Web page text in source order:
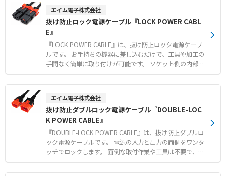
能です。 対応センサのデータはシーケンサ等で一括確認で
き、SLMP通信で簡単に取り込めます。 既設の有線LANがあ
る環境では、本製品を有線LANに接続するだけで手軽にネ
ットワークを構築できます。 【特徴】 ●複数メーカーのBl
uetooth®通信内蔵センサからのデータ一括収集 ●特定小
電力無線（920MHz帯）による約100mの比較的長距離通
信 ●シーケンサ等へのSLMP通信や有線LAN接続による簡
オフィスや食品工場における温湿度やCO2濃度の配線なし
での遠隔管理 ●太陽電池搭載センサとの連携による電池交
換の手間や導入コストの抑制
エイム電子株式会社
抜け防止ロック電源ケーブル『LOCK POWER CABL
E』
『LOCK POWER CABLE』は、抜け防止ロック電源ケーブ
ルです。 お手持ちの機器に差し込むだけで、工具や加工の
手間なく簡単に取り付けが可能です。 ソケット側の内部構
造のみでロックするため、接続する機器側を選ばない万能
な設計となっています。 メーカー従来品と比べてソケット
軽減します。 電源系統の冗長化管理に便利なカラーモデル
（赤／青）をラインアップし、誤脱事故を未然に防ぎま
す。 【特徴】 ●工具や加工作業が一切不要で差し込むだ
けの簡単ワンタッチ取り付け ●接続機器を選ばずにソケッ
ト側の内部構造のみで確実に固定する独自ロック仕様 ●隣
接コネクタとの干渉を軽減するスリム設計および系統識別
に最適なカラーモデル 【用途・事例】 ●医療現場や放送
エイム電子株式会社
抜け防止ダブルロック電源ケーブル『DOUBLE-LOC
K POWER CABLE』
『DOUBLE-LOCK POWER CABLE』は、抜け防止ダブルロ
ック電源ケーブルです。 電源の入力と出力の両側をワンタ
ッチでロックします。 面倒な取付作業や工具は不要で、機
器に差し込むだけで確実に固定できます。 プラグ側はサイ
ドとセンターのラッチがPDU内部の溝にロックする仕組み